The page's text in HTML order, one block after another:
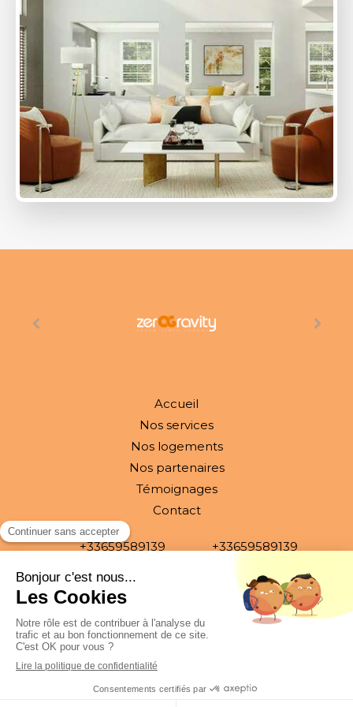
garderons précieusement et que nous
recommandons sans hésitation !
Accueil
Nos services
Nos logements
Nos partenaires
Témoignages
Contact
+33659589139
+33659589139
Mentions légales
Politique de confidentialité